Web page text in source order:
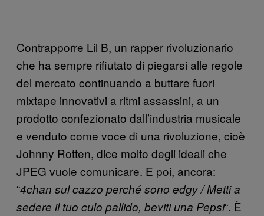
Contrapporre Lil B, un rapper rivoluzionario
che ha sempre rifiutato di piegarsi alle regole
del mercato continuando a buttare fuori
mixtape innovativi a ritmi assassini, a un
prodotto confezionato dall’industria musicale
e venduto come voce di una rivoluzione, cioè
Johnny Rotten, dice molto degli ideali che
JPEG vuole comunicare. E poi, ancora:
“4chan sul cazzo perché sono edgy / Metti a
sedere il tuo culo pallido, beviti una Pepsi“. È